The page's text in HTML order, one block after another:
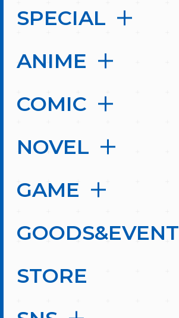
SPECIAL
ANIME
COMIC
NOVEL
GAME
GOODS&EVENT
STORE